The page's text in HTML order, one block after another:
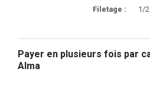
Filetage :
1/
Payer en plusieurs fois par
Alma